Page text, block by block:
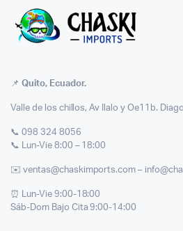
📌 Quito, Ecuador.
Valle de los chillos, Av Ilalo y Oe11b.
📞 098 324 8056
📞 Lun-Vie 8:00 – 18:00
✉️ ventas@chaskimports.com –
⏰ Lun-Vie 9:00-18:00
Sáb-Dom Bajo Cita 9:00-14:00